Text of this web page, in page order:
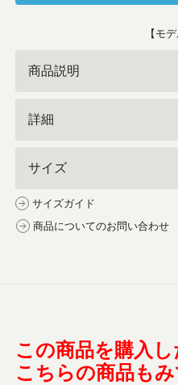
【モ
商品説明
詳細
サイズ
サイズガイド
商品についてのお問い合わせ
この商品を購入し
こちらの商品も